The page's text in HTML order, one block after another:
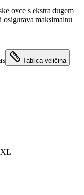
ovce s ekstra dugom
maksimalnu
Tablica veličina